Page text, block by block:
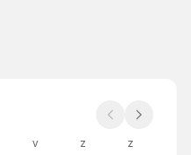
v z z